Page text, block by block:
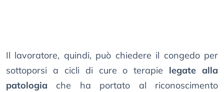
Il lavoratore, quindi, può chiedere il congedo per
sottoporsi a cicli di cure o terapie legate alla
patologia che ha portato al riconoscimento